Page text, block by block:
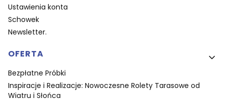
Ustawienia konta
Schowek
Newsletter.
OFERTA
Bezpłatne Próbki
Inspiracje i Realizacje: Nowoczesne Rolety Tarasowe od
Wiatru i Słońca